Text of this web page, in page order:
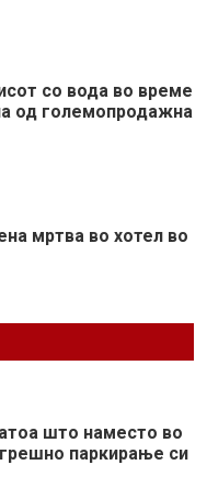
со вода во време
од големопродажна
мртва во хотел во
што наместо во
паркирање си